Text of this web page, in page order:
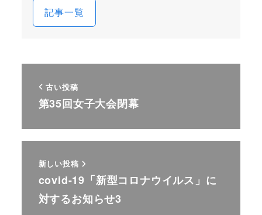
記事一覧
古い投稿
第35回女子大会閉幕
新しい投稿
covid-19「新型コロナウイルス」に
対するお知らせ3